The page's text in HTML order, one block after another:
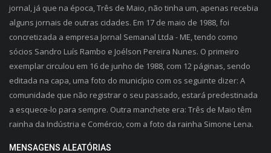
jornal, já que na época, Três de Maio, não tinha um, apenas recebia
alguns jornais de outras cidades. Em 17 de maio de 1988, foi
concretizada a empresa Jornal Semanal Ltda - ME, tendo como
sócios Sandro Luís Rambo e Joélson Pereira Nunes. O primeiro
exemplar circulou em 16 de junho de 1988, com 12 páginas, sendo
editada na capa, uma foto do município com os seguinte dizer: A
comunidade que não registrar o seu passado, estará predestinada
a esquece-lo para sempre. Outra manchete era: Três de Maio têm
rainha da Indústria e Comércio, com a foto da rainha Simone Lena.
MENSAGENS ALEATÓRIAS